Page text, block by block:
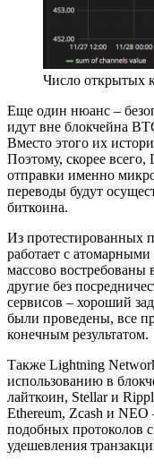
Число открытых
Еще один нюанс –
идут вне блокчейна
Вместо этого их
Поэтому, скорее
отправки именно
переводы будут
биткоина.
Из протестированных
работает с
массово
другие без
сервисов – хороший
были проведены, все
конечным результатом.
Также Lightning
использованию в
лайткоин, Stellar и
Ethereum, Zcash и NEO
подобных протоколов
удешевления